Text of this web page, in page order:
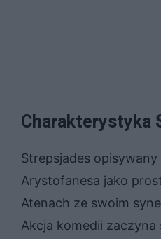
Charakterystyka
Strepsjades
Arystofanesa jako
Atenach ze swoim
Akcja komedii